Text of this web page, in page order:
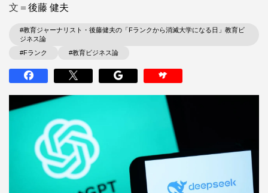
文＝ 後藤 健夫
#教育ジャーナリスト・後藤健夫の「Fランクから消滅大学になる日」教育ビ
ジネス論
#Fランク
#教育ビジネス論